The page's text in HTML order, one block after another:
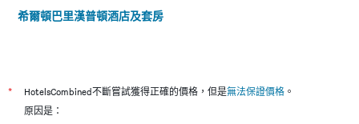
希爾頓巴里漢普頓酒店及套房
* HotelsCombined不斷嘗試獲得正確的價格，但是無法保證價格 。
原因是：